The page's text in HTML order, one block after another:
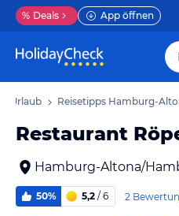
% Deals App öffnen
Urlaub Reisetipps Hamburg-
Restaurant
Hamburg-Altona/
50% 5,2 / 6 2